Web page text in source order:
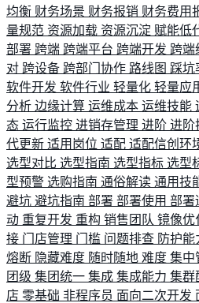
均衡 财务场景 财务报销 财务费用
量规范 资源加载 资源沉淀 赋能低
部署 跨端 跨端平台 跨端开发 跨端
对 跨设备 跨部门协作 路线图 踩坑
软件开发 软件行业 轻量化 轻量应
分析 边缘计算 运维成本 运维技能
态 运行监控 进销存管理 进阶 进阶
代更新 适用岗位 适配 适配信创环
选型对比 选型指南 选型指标 选型
型预警 选购指南 通俗解读 通用技
避坑 避坑指南 部署 部署使用 部署
动 重复开发 重构 销售团队 镜像优
接 门店管理 门槛 问题排查 防护能
熔断 隐藏难度 随时随地 难度 集中
团级 集团统一 集成 集成能力 集群
店 零基础 非程序员 面向二次开发